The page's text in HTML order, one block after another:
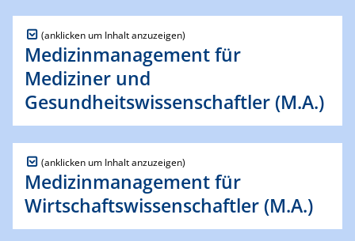
Medizinmanagement für
Mediziner und
Gesundheitswissenschaftler (M.A.)
Medizinmanagement für
Wirtschaftswissenschaftler (M.A.)